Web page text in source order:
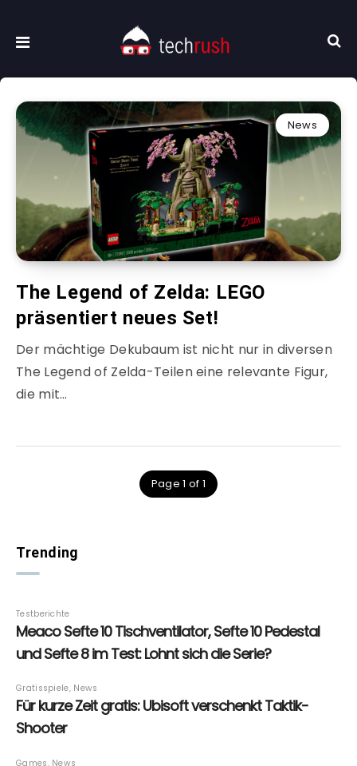
News
The Legend of Zelda: LEGO
präsentiert neues Set!
Der mächtige Dekubaum ist nicht nur in diversen
The Legend of Zelda-Teilen eine relevante Figur,
die mit…
Page 1 of 1
Trending